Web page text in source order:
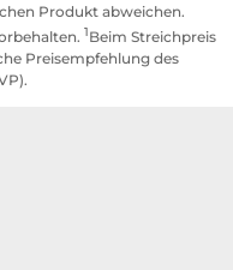
Produkt abweichen.
1Beim Streichpreis
Preisempfehlung des